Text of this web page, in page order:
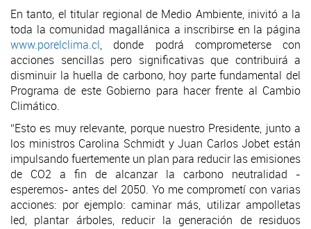
En tanto, el titular regional de Medio Ambiente, inivitó a la
toda la comunidad magallánica a inscribirse en la página
www.porelclima.cl, donde podrá comprometerse con
acciones sencillas pero significativas que contribuirá a
disminuir la huella de carbono, hoy parte fundamental del
Programa de este Gobierno para hacer frente al Cambio
Climático.
“Esto es muy relevante, porque nuestro Presidente, junto a
los ministros Carolina Schmidt y Juan Carlos Jobet están
impulsando fuertemente un plan para reducir las emisiones
de CO2 a fin de alcanzar la carbono neutralidad -
esperemos- antes del 2050. Yo me comprometí con varias
acciones: por ejemplo: caminar más, utilizar ampolletas
led, plantar árboles, reducir la generación de residuos